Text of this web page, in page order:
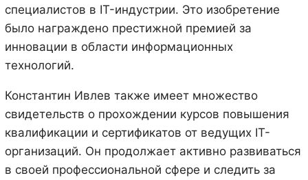
специалистов в IT-индустрии. Это изобретение
было награждено престижной премией за
инновации в области информационных
технологий.
Константин Ивлев также имеет множество
свидетельств о прохождении курсов повышения
квалификации и сертификатов от ведущих IT-
организаций. Он продолжает активно развиваться
в своей профессиональной сфере и следить за